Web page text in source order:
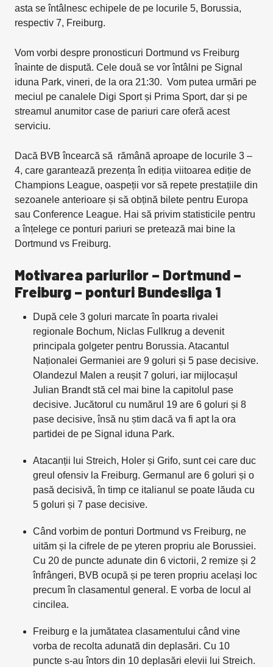
asta se întâlnesc echipele de pe locurile 5, Borussia,
respectiv 7, Freiburg.
Vom vorbi despre pronosticuri Dortmund vs Freiburg
înainte de dispută. Cele două se vor întâlni pe Signal
iduna Park, vineri, de la ora 21:30. Vom putea urmări pe
meciul pe canalele Digi Sport și Prima Sport, dar și pe
streamul anumitor case de pariuri care oferă acest
serviciu.
Dacă BVB încearcă să rămână aproape de locurile 3 –
4, care garantează prezența în ediția viitoarea ediție de
Champions League, oaspeții vor să repete prestațiile din
sezoanele anterioare și să obțină bilete pentru Europa
sau Conference League. Hai să privim statisticile pentru
a înțelege ce ponturi pariuri se pretează mai bine la
Dortmund vs Freiburg.
Motivarea pariurilor – Dortmund –
Freiburg – ponturi Bundesliga 1
După cele 3 goluri marcate în poarta rivalei
regionale Bochum, Niclas Fullkrug a devenit
principala golgeter pentru Borussia. Atacantul
Naționalei Germaniei are 9 goluri și 5 pase decisive.
Olandezul Malen a reușit 7 goluri, iar mijlocașul
Julian Brandt stă cel mai bine la capitolul pase
decisive. Jucătorul cu numărul 19 are 6 goluri și 8
pase decisive, însă nu știm dacă va fi apt la ora
partidei de pe Signal iduna Park.
Atacanții lui Streich, Holer și Grifo, sunt cei care duc
greul ofensiv la Freiburg. Germanul are 6 goluri și o
pasă decisivă, în timp ce italianul se poate lăuda cu
5 goluri și 7 pase decisive.
Când vorbim de ponturi Dortmund vs Freiburg, ne
uităm și la cifrele de pe yteren propriu ale Borussiei.
Cu 20 de puncte adunate din 6 victorii, 2 remize și 2
înfrângeri, BVB ocupă și pe teren propriu același loc
precum în clasamentul general. E vorba de locul al
cincilea.
Freiburg e la jumătatea clasamentului când vine
vorba de recolta adunată din deplasări. Cu 10
puncte s-au întors din 10 deplasări elevii lui Streich.